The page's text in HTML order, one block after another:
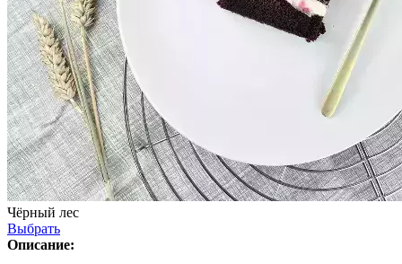
Чёрный лес
Выбрать
Описание: